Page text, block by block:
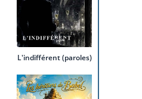
L'indifférent (paroles)